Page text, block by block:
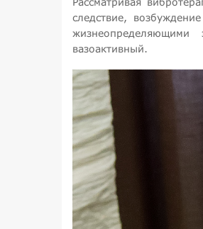
следствие,
жизнеопределяющими
вазоактивный.